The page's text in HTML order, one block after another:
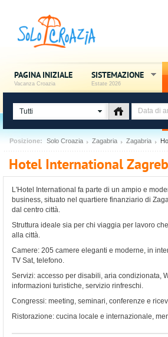
PAGINA INIZIALE
Vacanza Croazia
SISTEMAZIONE
Estate 2026
Tutti
Posizione: Solo Croazia Zagabria Zagabria
Hotel International
L'Hotel International fa parte di un ampio e
business, situato nel quartiere finanziario di
dal centro città.
Struttura ideale sia per chi viaggia per lavoro
alla città.
Camere: 205 camere eleganti e moderne, in
TV Sat, telefono.
Servizi: accesso per disabili, aria condizionata,
informazioni turistiche, servizio rinfreschi.
Congressi: meeting, seminari, conferenze e
Ristorazione: cucina locale e internazionale,